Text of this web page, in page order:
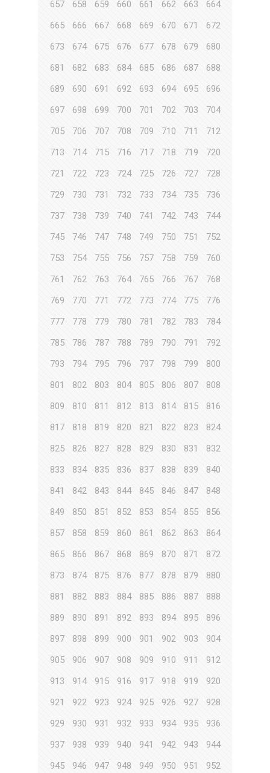
657 658 659 660 661 662 663
664
665
666 667 668 669 670 671
672
673
674 675 676 677 678 679
680
681
682 683 684 685 686 687
688
689
690 691 692 693 694 695
696
697
698 699 700 701 702 703
704
705
706 707 708 709 710 711
712
713
714 715 716 717 718 719
720
721
722 723 724 725 726 727
728
729
730 731 732 733 734 735
736
737
738 739 740 741 742 743
744
745
746 747 748 749 750 751
752
753
754 755 756 757 758 759
760
761
762 763 764 765 766 767
768
769
770 771 772 773 774 775
776
777
778 779 780 781 782 783
784
785
786 787 788 789 790 791
792
793
794 795 796 797 798 799
800
801
802 803 804 805 806 807
808
809
810 811 812 813 814 815
816
817
818 819 820 821 822 823
824
825
826 827 828 829 830 831
832
833
834 835 836 837 838 839
840
841
842 843 844 845 846 847
848
849
850 851 852 853 854 855
856
857
858 859 860 861 862 863
864
865
866 867 868 869 870 871
872
873
874 875 876 877 878 879
880
881
882 883 884 885 886 887
888
889
890 891 892 893 894 895
896
897
898 899 900 901 902 903
904
905
906 907 908 909 910 911
912
913
914 915 916 917 918 919
920
921
922 923 924 925 926 927
928
929
930 931 932 933 934 935
936
937
938 939 940 941 942 943
944
945
946 947 948 949 950 951
952